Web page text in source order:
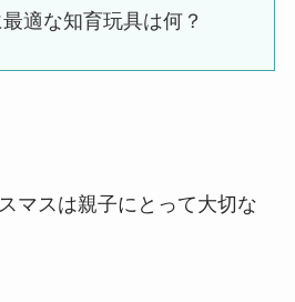
適な知育玩具は何？
マスは親子にとって大切な